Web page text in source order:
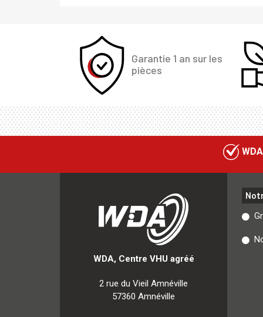
Garantie 1 an sur les
pièces
WDA
WDA, Centre VHU agréé
2 rue du Vieil Amnéville
57360 Amnéville